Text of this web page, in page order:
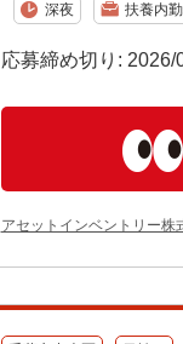
深夜 扶養内
応募締め切り: 2026/
アセットインベントリー株